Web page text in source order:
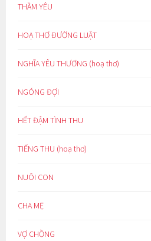
THẦM YÊU
HOẠ THƠ ĐƯỜNG LUẬT
NGHĨA YÊU THƯƠNG (hoạ thơ)
NGÓNG ĐỢI
HẾT ĐẬM TÌNH THU
TIẾNG THU (hoạ thơ)
NUÔI CON
CHA MẸ
VỢ CHỒNG